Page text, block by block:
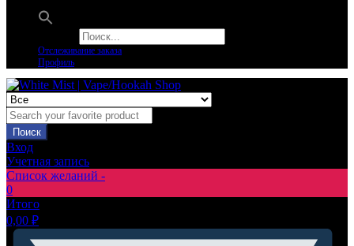
Отслеживание заказа
Профиль
Поиск
Вход
Учетная запись
Список желаний -
0
Итого
0,00 ₽